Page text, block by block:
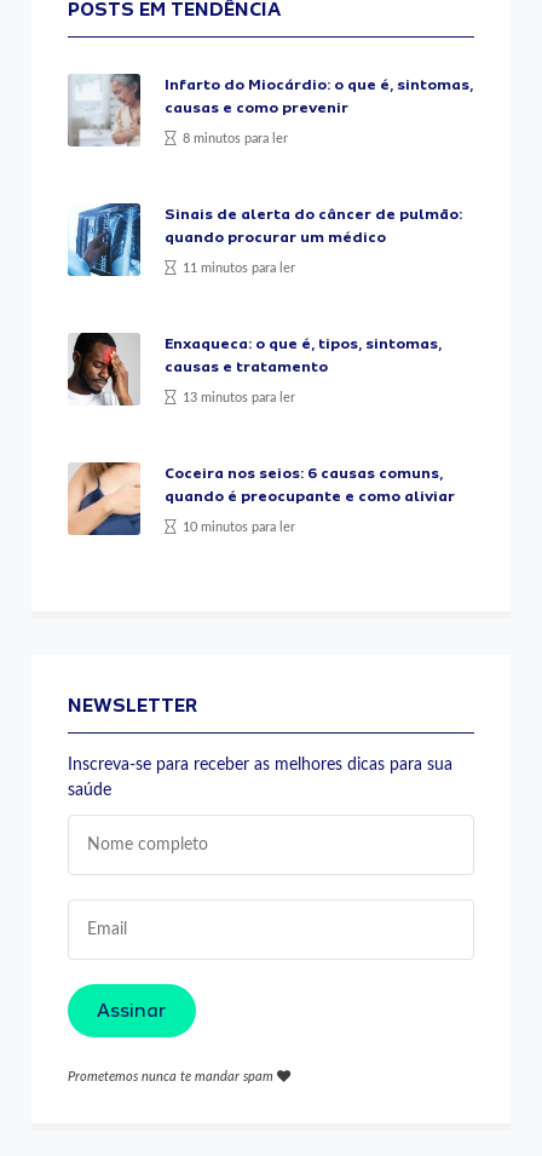
POSTS EM TENDÊNCIA
Infarto do Miocárdio: o que é, sintomas,
causas e como prevenir
8 minutos para ler
Sinais de alerta do câncer de pulmão:
quando procurar um médico
11 minutos para ler
Enxaqueca: o que é, tipos, sintomas,
causas e tratamento
13 minutos para ler
Coceira nos seios: 6 causas comuns,
quando é preocupante e como aliviar
10 minutos para ler
NEWSLETTER
Inscreva-se para receber as melhores dicas para sua
saúde
Assinar
Prometemos nunca te mandar spam